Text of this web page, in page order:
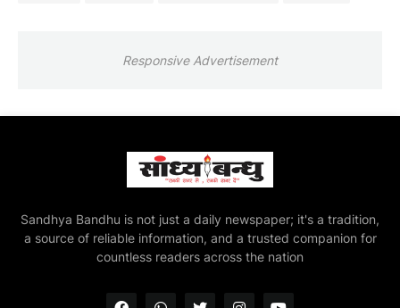
Responsive Advertisement
Sandhya Bandhu is not just a daily newspaper; it's a tradition,
a source of reliable information, and a trusted companion for
countless readers across the nation